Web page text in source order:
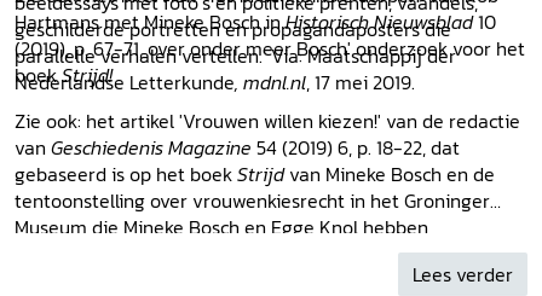
geschilderde portretten en propagandaposters die
parallelle verhalen vertellen.' Via: Maatschappij der
Nederlandse Letterkunde, mdnl.nl, 17 mei 2019.
Hartmans met Mineke Bosch inHistorisch Nieuwsblad10
(2019), p. 67-71, over onder meer Bosch' onderzoek voor het
boekStrijd!
Zie ook: het artikel 'Vrouwen willen kiezen!' van de redactie
van Geschiedenis Magazine 54 (2019) 6, p. 18-22, dat
gebaseerd is op het boekStrijdvan Mineke Bosch en de
tentoonstelling over vrouwenkiesrecht in het Groninger
Museum die Mineke Bosch en Egge Knol hebben
Lees verder